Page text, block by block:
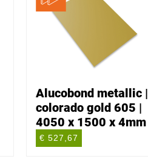
Alucobond metallic |
colorado gold 605 |
4050 x 1500 x 4mm
€ 527,67